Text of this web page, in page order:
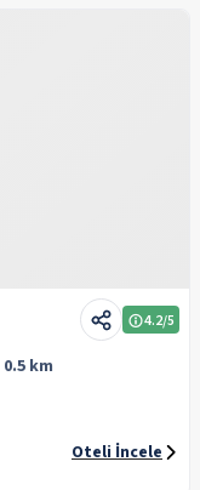
4.2/5
0.5 km
Oteli İncele